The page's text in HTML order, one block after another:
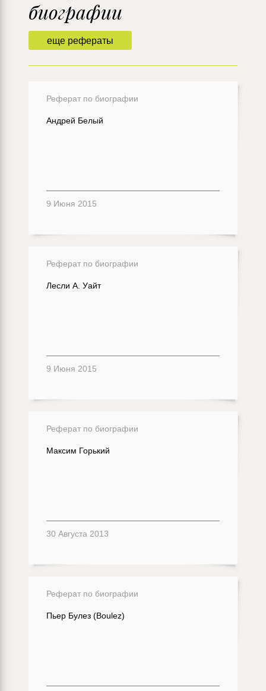
еще рефераты
биографии
Реферат по биографии
Андрей Белый
9 Июня 2015
Реферат по биографии
Лесли А. Уайт
9 Июня 2015
Реферат по биографии
Максим Горький
30 Августа 2013
Реферат по биографии
Пьер Булез (Boulez)